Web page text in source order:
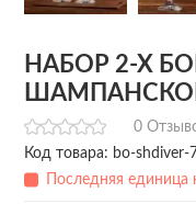
НАБОР 2-Х
0
Код товара: bo-shdiver-
Последняя единица